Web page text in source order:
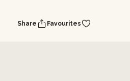
Share Favourites